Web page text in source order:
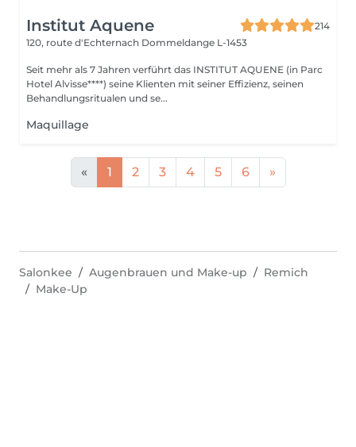
Institut Aquene
214
120, route d'Echternach Dommeldange L-1453
Seit mehr als 7 Jahren verführt das INSTITUT AQUENE (in Parc
Hotel Alvisse****) seine Klienten mit seiner Effizienz, seinen
Behandlungsritualen und se...
Maquillage
« 1 2 3 4 5 6 »
Salonkee Augenbrauen und Make-up
Remich
Make-Up